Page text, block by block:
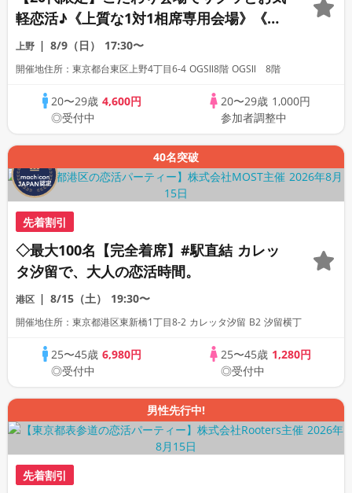
軽恋活♪《上質な1対1相席専用会場》《全
席半個室》《飲み放題付き》《machicon
JAPAN主催》
上野 8/9（日） 17:30〜
開催地住所：東京都台東区上野4丁目6-4 OGSⅡ8階 OGSⅡ 8階
20〜29歳4,600円
◎受付中
20〜29歳 1,000円
参加者調整中
40名突破
先着割引
◇最大100名【完全着席】#駅直結 カレッ
タ汐留で、大人の恋活時間。
港区 8/15（土） 19:30〜
開催地住所：東京都港区東新橋1丁目8-2 カレッタ汐留 B2 汐留横丁
25〜45歳6,980円
◎受付中
25〜45歳 1,280円
◎受付中
男性先行中!
先着割引